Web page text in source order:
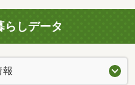
らしデータ